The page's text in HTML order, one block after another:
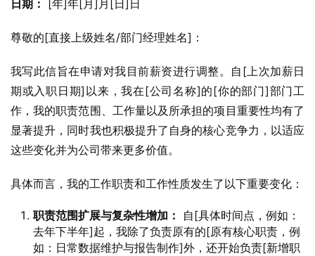
日期： [年]年[月]月[日]日
尊敬的[直接上级姓名/部门经理姓名]：
我写此信旨在申请对我目前薪资进行调整。自[上次加薪日
期或入职日期]以来，我在[公司名称]的[你的部门]部门工
作，我的职责范围、工作量以及所承担的项目重要性均有了
显著提升，同时我也积极提升了自身的核心竞争力，以适应
这些变化并为公司带来更多价值。
具体而言，我的工作职责和工作性质发生了以下重要变化：
职责范围扩展与复杂性增加：
自[具体时间点，例如：
去年下半年]起，我除了负责原有的[原有核心职责，例
如：日常数据维护与报告制作]外，还开始负责[新增职